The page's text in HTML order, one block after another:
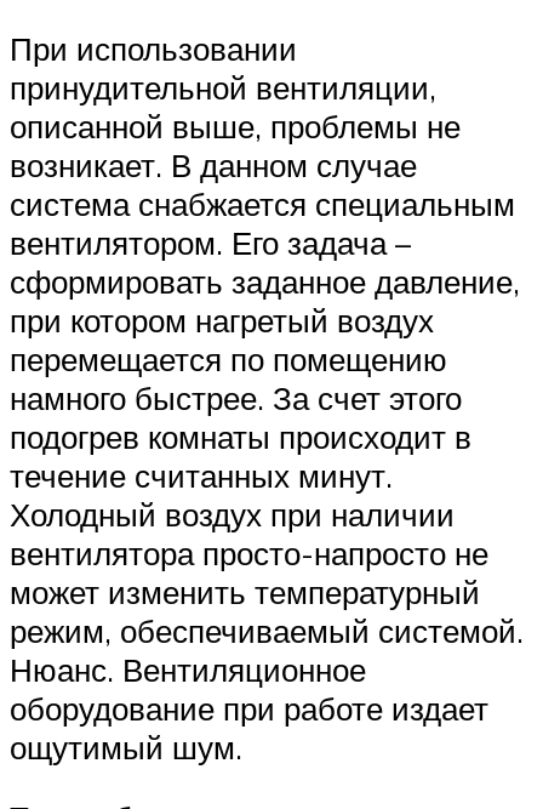
При использовании
принудительной вентиляции,
описанной выше, проблемы не
возникает. В данном случае
система снабжается специальным
вентилятором. Его задача –
сформировать заданное давление,
при котором нагретый воздух
перемещается по помещению
намного быстрее. За счет этого
подогрев комнаты происходит в
течение считанных минут.
Холодный воздух при наличии
вентилятора просто-напросто не
может изменить температурный
режим, обеспечиваемый системой.
Нюанс. Вентиляционное
оборудование при работе издает
ощутимый шум.